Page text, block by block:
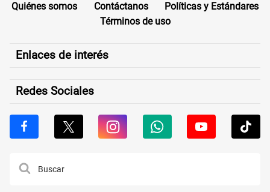
Quiénes somos Contáctanos
Políticas y Estándares
Términos de uso
Enlaces de interés
Redes Sociales